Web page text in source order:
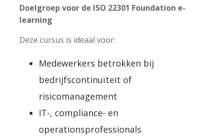
Doelgroep voor de ISO 22301 Foundation e-
learning
Deze cursus is ideaal voor:
Medewerkers betrokken bij
bedrijfscontinuïteit of
risicomanagement
IT-, compliance- en
operationsprofessionals